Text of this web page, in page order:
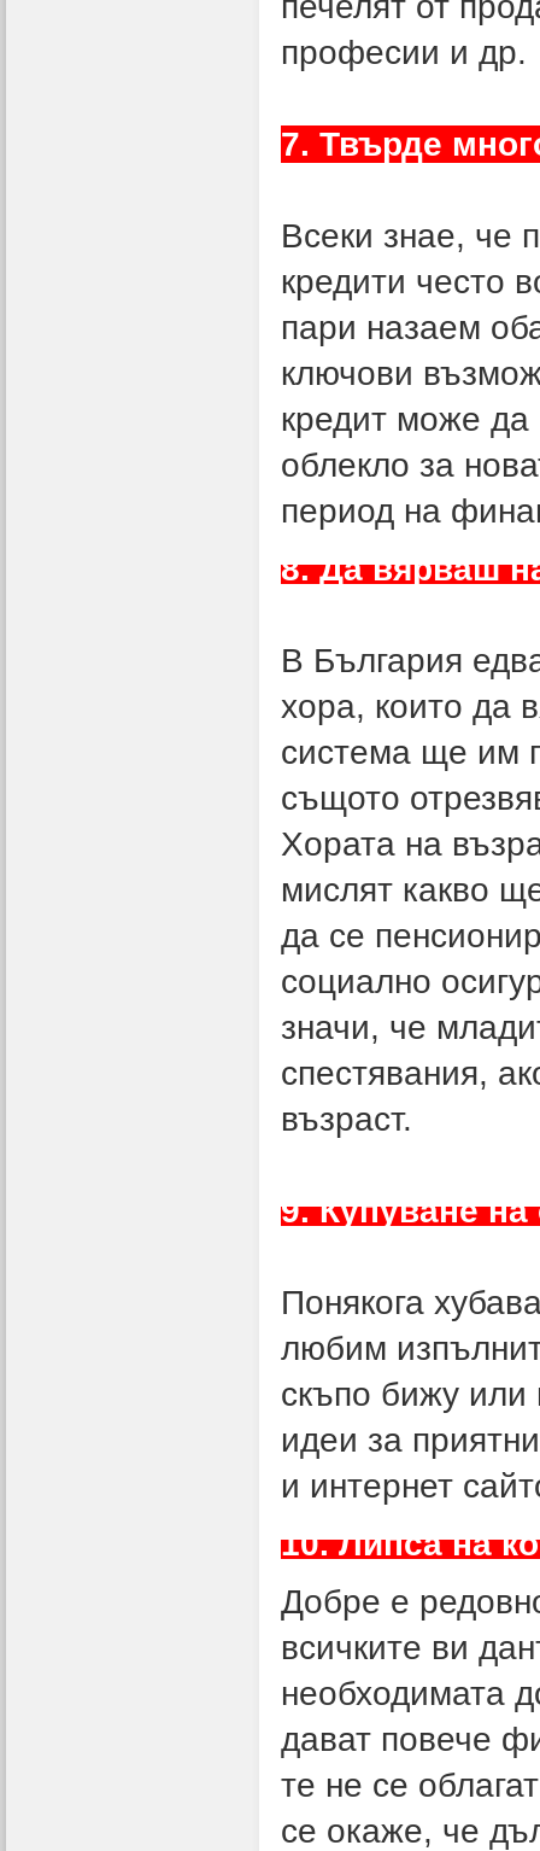
професии и др.
7. Твърде
Всеки знае, че
кредити често
пари назаем
ключови
кредит може да
облекло за
период на
8. Да вярваш
В България
хора, които да
система ще им
същото
Хората на
мислят какво
да се
социално
значи, че
спестявания,
възраст.
9. Купуване
Понякога
любим
скъпо бижу или
идеи за
и интернет
10. Липса на
Добре е
всичките ви
необходимата
дават повече
те не се
се окаже, че